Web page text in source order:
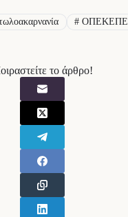
# ΟΠΕΚΕΠΕ
το άρθρο!